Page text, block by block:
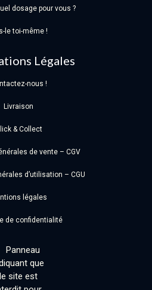
dosage pour vous ?
le toi-même !
Légales
nous !
Livraison
& Collect
de vente – CGV
d’utilisation – CGU
légales
de confidentialité